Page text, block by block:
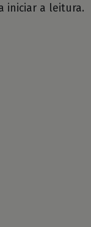
iniciar a leitura.